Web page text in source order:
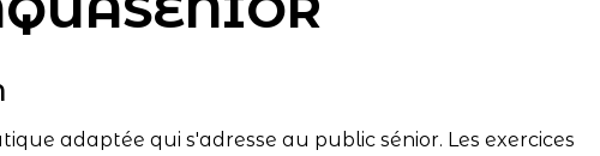
adaptée qui s'adresse au public sénior. Les exercices